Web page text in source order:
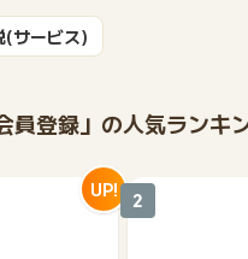
(サービス)
員登録」の人気ランキ
UP! 2